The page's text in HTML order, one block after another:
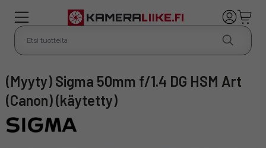
(Myyty) Sigma 50mm f/1.4 DG HSM Art
(Canon) (käytetty)